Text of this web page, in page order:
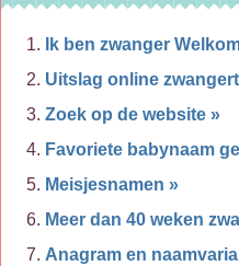
Ik ben zwanger
Uitslag online
Zoek op de website »
Favoriete babynaam
Meisjesnamen »
Meer dan 40 weken
Anagram en